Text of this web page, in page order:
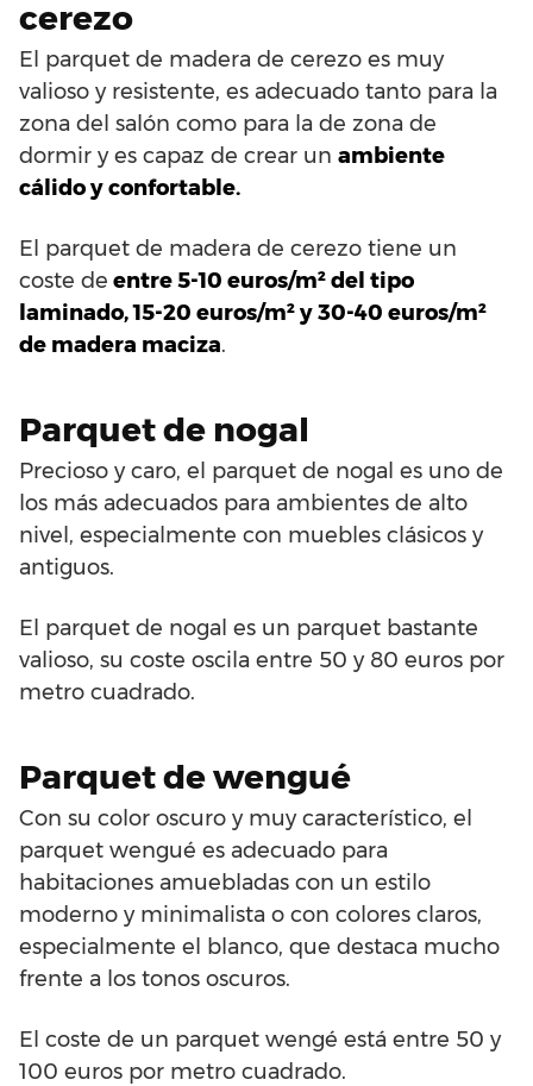
cerezo
El parquet de madera de cerezo es muy
valioso y resistente, es adecuado tanto para la
zona del salón como para la de zona de
dormir y es capaz de crear un ambiente
cálido y confortable.
El parquet de madera de cerezo tiene un
coste de entre 5-10 euros/m² del tipo
laminado, 15-20 euros/m² y 30-40 euros/m²
de madera maciza.
Parquet de nogal
Precioso y caro, el parquet de nogal es uno de
los más adecuados para ambientes de alto
nivel, especialmente con muebles clásicos y
antiguos.
El parquet de nogal es un parquet bastante
valioso, su coste oscila entre 50 y 80 euros por
metro cuadrado.
Parquet de wengué
Con su color oscuro y muy característico, el
parquet wengué es adecuado para
habitaciones amuebladas con un estilo
moderno y minimalista o con colores claros,
especialmente el blanco, que destaca mucho
frente a los tonos oscuros.
El coste de un parquet wengé está entre 50 y
100 euros por metro cuadrado.